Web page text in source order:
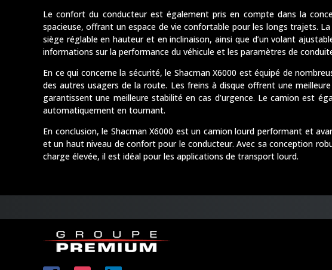
Le confort du conducteur est également pris en compte dans la
spacieuse, offrant un espace de vie confortable pour les longs trajets.
siège réglable en hauteur et en inclinaison, ainsi que d’un volant
informations sur la performance du véhicule et les paramètres de
En ce qui concerne la sécurité, le Shacman X6000 est équipé de
des autres usagers de la route. Les freins à disque offrent une
garantissent une meilleure stabilité en cas d’urgence. Le camion est
automatiquement en tournant.
En conclusion, le Shacman X6000 est un camion lourd performant et
et un haut niveau de confort pour le conducteur. Avec sa conception
charge élevée, il est idéal pour les applications de transport lourd.